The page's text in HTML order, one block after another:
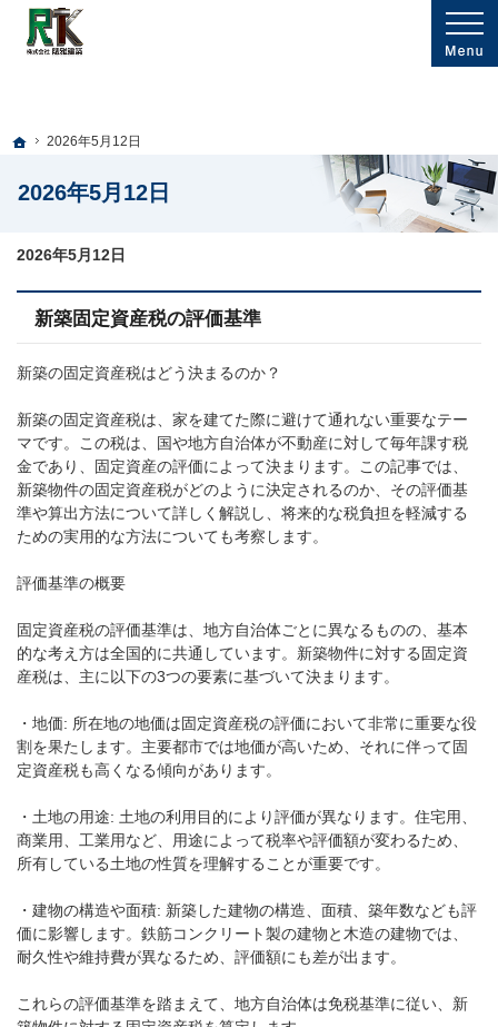
ホーム
2026年5月12日
2026年5月12日
プロの目線からご提案。郡山市の注文住宅・新築戸建てを手がける工務店なら当社
郡山市の新築・注文住宅・戸建てを手がける工務店なら陵雅建築
2026年5月12日
新築固定資産税の評価基準
新築の固定資産税はどう決まるのか？
新築の固定資産税は、家を建てた際に避けて通れない重要なテー
マです。この税は、国や地方自治体が不動産に対して毎年課す税
金であり、固定資産の評価によって決まります。この記事では、
新築物件の固定資産税がどのように決定されるのか、その評価基
準や算出方法について詳しく解説し、将来的な税負担を軽減する
ための実用的な方法についても考察します。
評価基準の概要
固定資産税の評価基準は、地方自治体ごとに異なるものの、基本
的な考え方は全国的に共通しています。新築物件に対する固定資
産税は、主に以下の3つの要素に基づいて決まります。
・地価: 所在地の地価は固定資産税の評価において非常に重要な役
割を果たします。主要都市では地価が高いため、それに伴って固
定資産税も高くなる傾向があります。
・土地の用途: 土地の利用目的により評価が異なります。住宅用、
商業用、工業用など、用途によって税率や評価額が変わるため、
所有している土地の性質を理解することが重要です。
・建物の構造や面積: 新築した建物の構造、面積、築年数なども評
価に影響します。鉄筋コンクリート製の建物と木造の建物では、
耐久性や維持費が異なるため、評価額にも差が出ます。
これらの評価基準を踏まえて、地方自治体は免税基準に従い、新